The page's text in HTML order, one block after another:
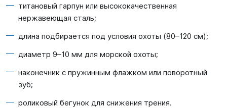
титановый гарпун или высококачественная
нержавеющая сталь;
длина подбирается под условия охоты (80–120 см);
диаметр 9–10 мм для морской охоты;
наконечник с пружинным флажком или поворотный
зуб;
роликовый бегунок для снижения трения.